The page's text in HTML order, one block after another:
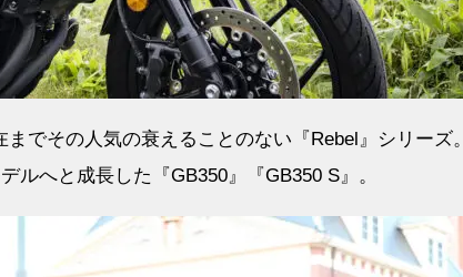
でその人気の衰えることのない『Rebel』シリーズ。
ルへと成長した『GB350』『GB350 S』。